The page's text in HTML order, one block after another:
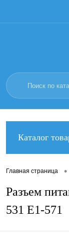
Каталог
Главная страница •
Разъем
531 E1-571